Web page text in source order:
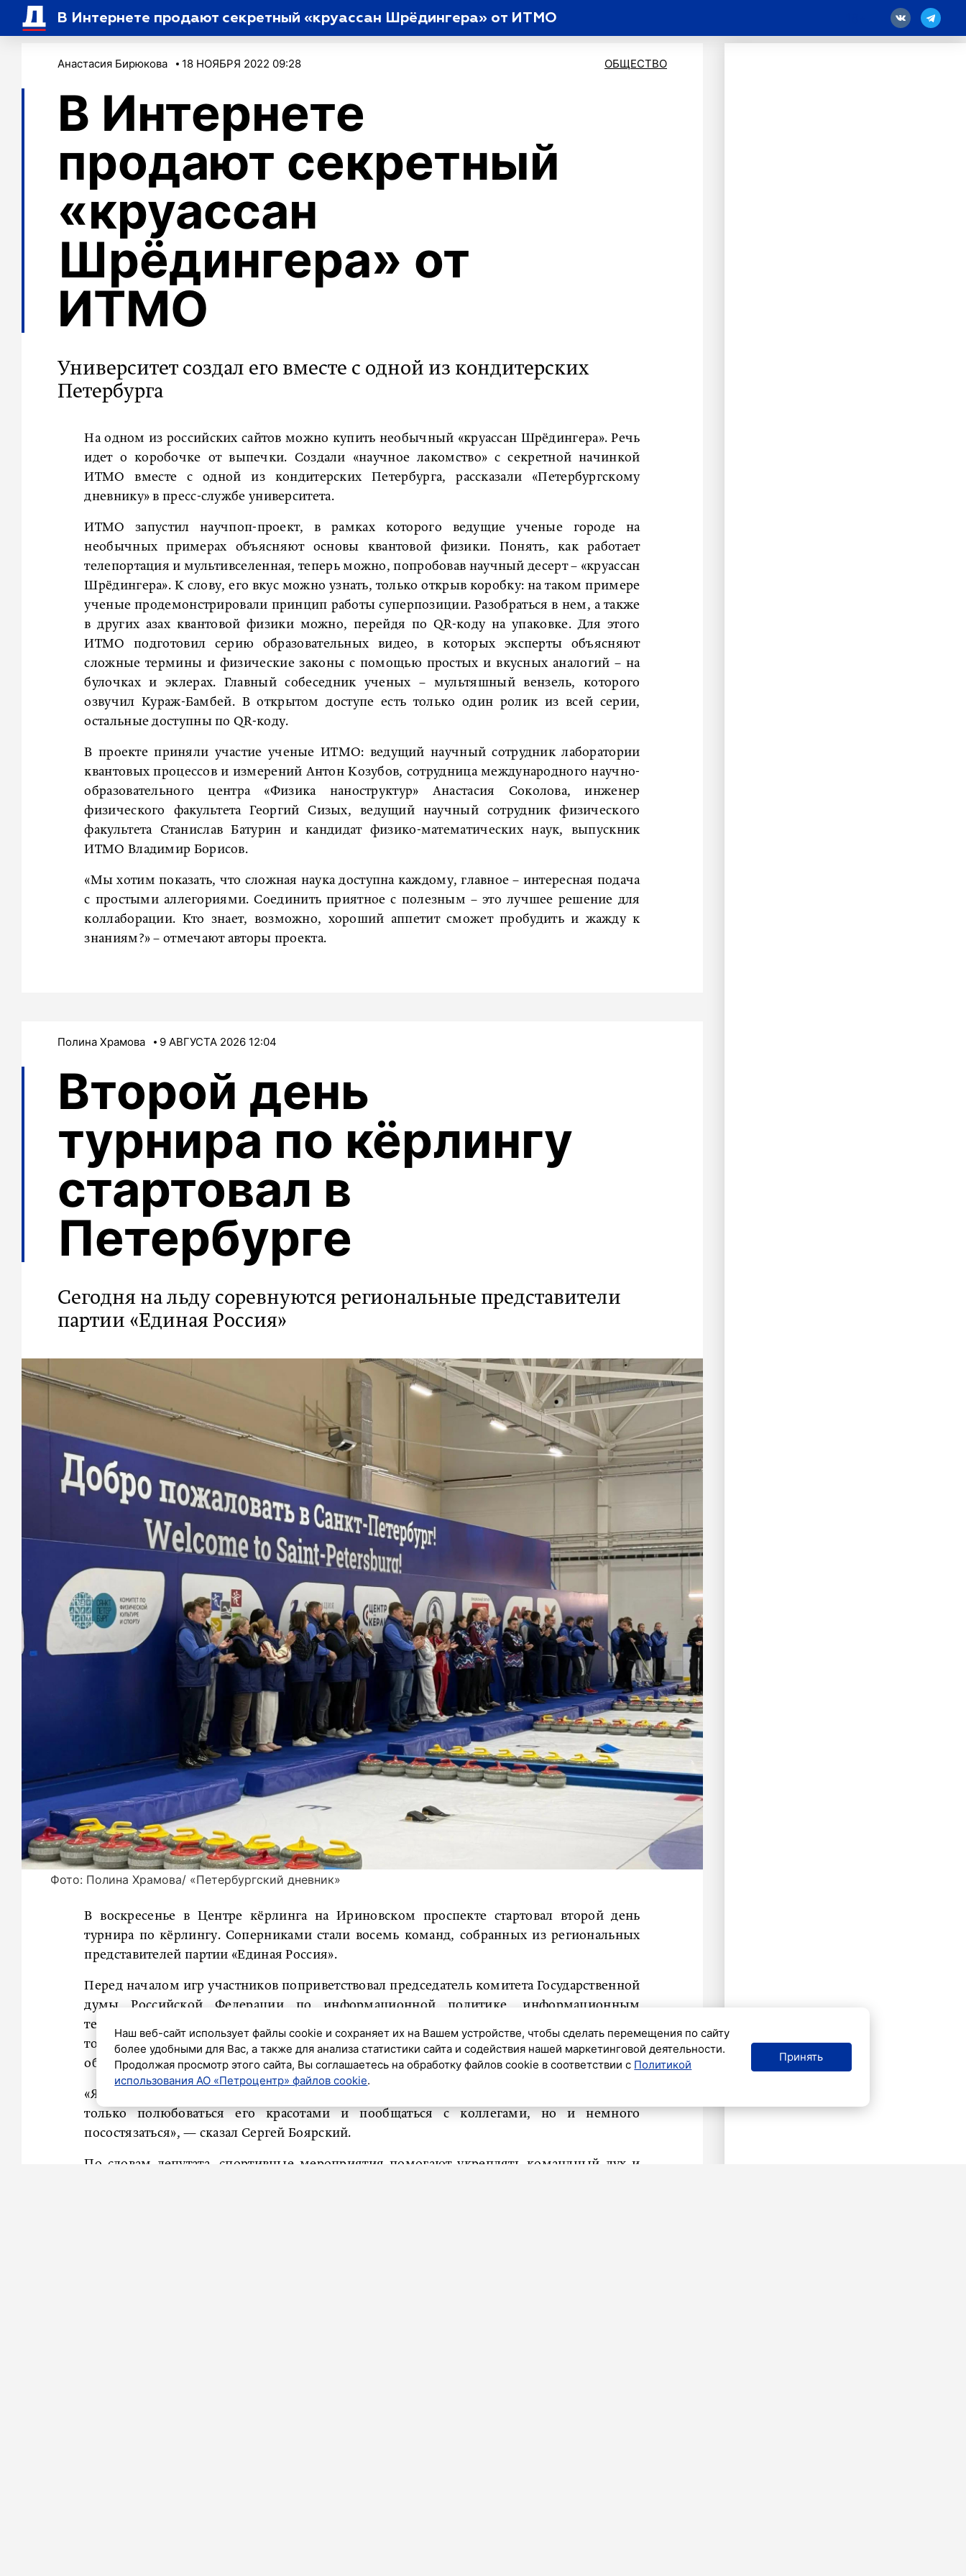
В Интернете продают секретный «круассан Шрёдингера» от ИТМО
Анастасия Бирюкова 18 НОЯБРЯ 2022 09:28 ОБЩЕСТВО
В Интернете
продают секретный
«круассан
Шрёдингера» от
ИТМО
Университет создал его вместе с одной из кондитерских
Петербурга
На одном из российских сайтов можно купить необычный «круассан Шрёдингера». Речь
идет о коробочке от выпечки. Создали «научное лакомство» с секретной начинкой
ИТМО вместе с одной из кондитерских Петербурга, рассказали «Петербургскому
дневнику» в пресс-службе университета.
ИТМО запустил научпоп-проект, в рамках которого ведущие ученые городе на
необычных примерах объясняют основы квантовой физики. Понять, как работает
телепортация и мультивселенная, теперь можно, попробовав научный десерт – «круассан
Шрёдингера». К слову, его вкус можно узнать, только открыв коробку: на таком примере
ученые продемонстрировали принцип работы суперпозиции. Разобраться в нем, а также
в других азах квантовой физики можно, перейдя по QR-коду на упаковке. Для этого
ИТМО подготовил серию образовательных видео, в которых эксперты объясняют
сложные термины и физические законы с помощью простых и вкусных аналогий – на
булочках и эклерах. Главный собеседник ученых – мультяшный вензель, которого
озвучил Кураж-Бамбей. В открытом доступе есть только один ролик из всей серии,
остальные доступны по QR-коду.
В проекте приняли участие ученые ИТМО: ведущий научный сотрудник лаборатории
квантовых процессов и измерений Антон Козубов, сотрудница международного научно-
образовательного центра «Физика наноструктур» Анастасия Соколова, инженер
физического факультета Георгий Сизых, ведущий научный сотрудник физического
факультета Станислав Батурин и кандидат физико-математических наук, выпускник
ИТМО Владимир Борисов.
«Мы хотим показать, что сложная наука доступна каждому, главное – интересная подача
с простыми аллегориями. Соединить приятное с полезным – это лучшее решение для
коллаборации. Кто знает, возможно, хороший аппетит сможет пробудить и жажду к
знаниям?» – отмечают авторы проекта.
Полина Храмова 9 АВГУСТА 2026 12:04
Второй день
турнира по кёрлингу
стартовал в
Петербурге
Сегодня на льду соревнуются региональные представители
партии «Единая Россия»
Фото: Полина Храмова/ «Петербургский дневник»
В воскресенье в Центре кёрлинга на Ириновском проспекте стартовал второй день
турнира по кёрлингу. Соперниками стали восемь команд, собранных из региональных
представителей партии «Единая Россия».
Перед началом игр участников поприветствовал председатель комитета Государственной
думы Российской Федерации по информационной политике, информационным
технологиям и связи Сергей Боярский. Он отметил, что турнир стал возможностью не
только пообщаться с коллегами, но и провести время вместе за пределами рабочей
обстановки.
«Я рад, что вы смогли выбраться и в такую замечательную погоду посетить наш город. Не
только полюбоваться его красотами и пообщаться с коллегами, но и немного
посостязаться», — сказал Сергей Боярский.
По словам депутата, спортивные мероприятия помогают укреплять командный дух и
Наш веб-сайт использует файлы cookie и сохраняет их на Вашем устройстве, чтобы сделать перемещения по сайту
более удобными для Вас, а также для анализа статистики сайта и содействия нашей маркетинговой деятельности.
Продолжая просмотр этого сайта, Вы соглашаетесь на обработку файлов cookie в соответствии с Политикой
использования АО «Петроцентр» файлов cookie.
Принять